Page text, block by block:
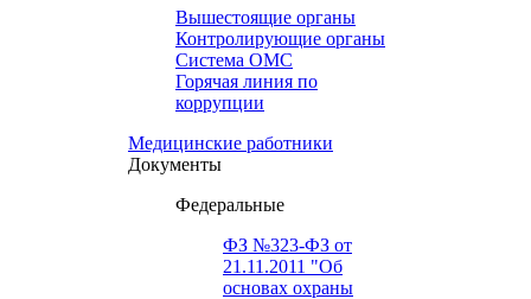
Вышестоящие органы
Контролирующие органы
Система ОМС
Горячая линия по
коррупции
Медицинские работники
Документы
Федеральные
ФЗ №323-ФЗ от
21.11.2011 "Об
основах охраны